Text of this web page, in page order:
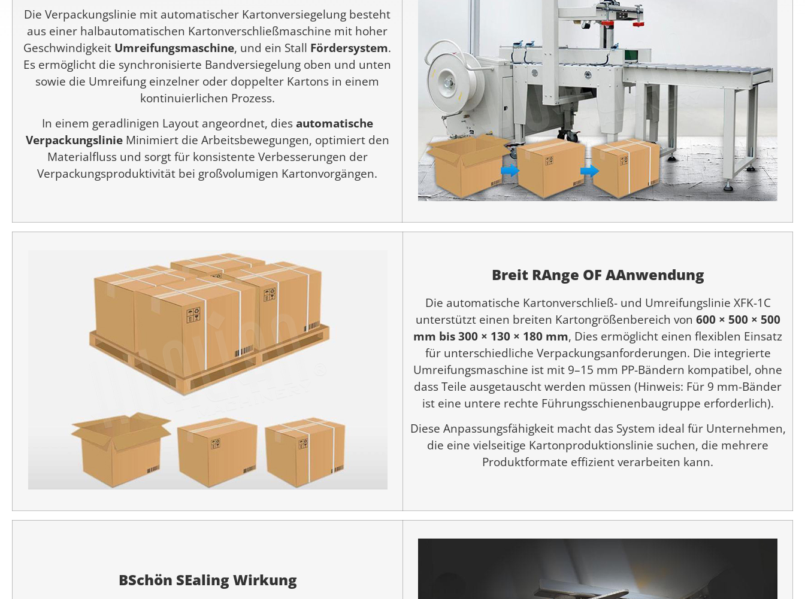
Die Verpackungslinie mit automatischer Kartonversiegelung besteht
aus einer halbautomatischen Kartonverschließmaschine mit hoher
Geschwindigkeit Umreifungsmaschine, und ein Stall Fördersystem.
Es ermöglicht die synchronisierte Bandversiegelung oben und unten
sowie die Umreifung einzelner oder doppelter Kartons in einem
kontinuierlichen Prozess.
In einem geradlinigen Layout angeordnet, dies automatische
VerpackungslinieMinimiert die Arbeitsbewegungen, optimiert den
Materialfluss und sorgt für konsistente Verbesserungen der
Verpackungsproduktivität bei großvolumigen Kartonvorgängen.
Breit RAnge OF AAnwendung
Die automatische Kartonverschließ- und Umreifungslinie XFK-1C
unterstützt einen breiten Kartongrößenbereich von 600 × 500 × 500
mm bis 300 × 130 × 180 mm, Dies ermöglicht einen flexiblen Einsatz
für unterschiedliche Verpackungsanforderungen. Die integrierte
Umreifungsmaschine ist mit 9–15 mm PP-Bändern kompatibel, ohne
dass Teile ausgetauscht werden müssen (Hinweis: Für 9 mm-Bänder
ist eine untere rechte Führungsschienenbaugruppe erforderlich).
Diese Anpassungsfähigkeit macht das System ideal für Unternehmen,
die eine vielseitige Kartonproduktionslinie suchen, die mehrere
Produktformate effizient verarbeiten kann.
BSchön SEaling Wirkung